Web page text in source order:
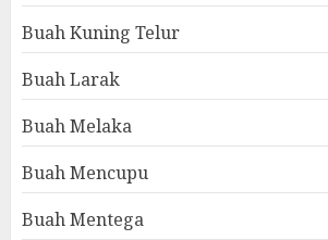
Buah Kuning Telur
Buah Larak
Buah Melaka
Buah Mencupu
Buah Mentega